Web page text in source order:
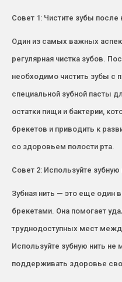
Совет 1: Чистите зубы
Один из самых важных
регулярная чистка зубов.
необходимо чистить зубы с
специальной зубной пасты
остатки пищи и бактерии,
брекетов и приводить к
со здоровьем полости рта.
Совет 2: Используйте зубную
Зубная нить — это еще один
брекетами. Она помогает
труднодоступных мест
Используйте зубную нить
поддерживать здоровье